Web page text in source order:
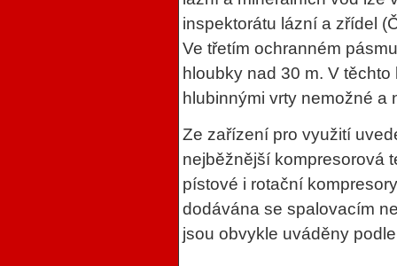
inspektorátu lázní a zřídel
Ve třetím ochranném
hloubky nad 30 m. V
hlubinnými vrty nemožné a
Ze zařízení pro využití
nejběžnější kompresorová
pístové i rotační
dodávána se spalovacím
jsou obvykle uváděny